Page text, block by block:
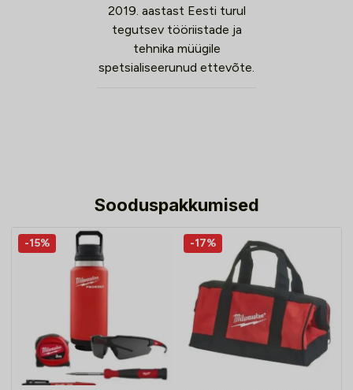
2019. aastast Eesti turul
tegutsev tööriistade ja
tehnika müügile
spetsialiseerunud ettevõte.
Sooduspakkumised
-15% -17%